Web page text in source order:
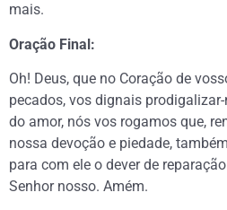
mais.
Oração Final:
Oh! Deus, que no Coração de
pecados, vos dignais
do amor, nós vos rogamos que,
nossa devoção e piedade,
para com ele o dever de
Senhor nosso. Amém.